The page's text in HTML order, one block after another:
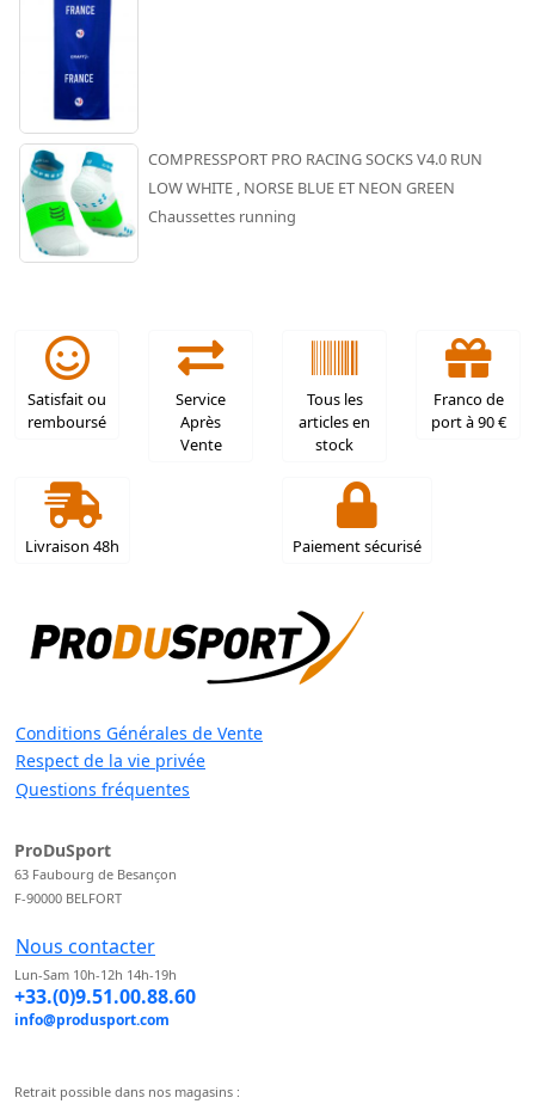
COMPRESSPORT PRO RACING SOCKS V4.0 RUN
LOW WHITE , NORSE BLUE ET NEON GREEN
Chaussettes running
Satisfait ou
remboursé
Service
Après
Vente
Tous les
articles en
stock
Franco de
port à 90 €
Livraison 48h Paiement sécurisé
Conditions Générales de Vente
Respect de la vie privée
Questions fréquentes
ProDuSport
63 Faubourg de Besançon
F-90000 BELFORT
Nous contacter
Lun-Sam 10h-12h 14h-19h
+33.(0)9.51.00.88.60
info@produsport.com
Retrait possible dans nos magasins :